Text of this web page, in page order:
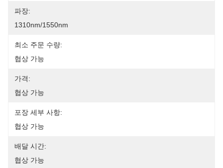
파장:
1310nm/1550nm
최소 주문 수량:
협상 가능
가격:
협상 가능
포장 세부 사항:
협상 가능
배달 시간:
협상 가능